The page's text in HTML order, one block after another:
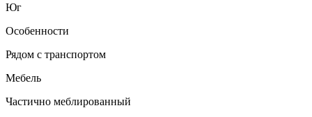
Юг
Особенности
Рядом с транспортом
Мебель
Частично меблированный